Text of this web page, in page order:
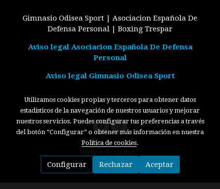
Gimnasio Odisea Sport | Asociacion Española De
Defensa Personal | Boxing Trespar
Aviso legal Asociacion Española De Defensa
Personal
Aviso legal Gimnasio Odisea Sport
Política de cookies
Utilizamos cookies propias y terceros para obtener datos
estadísticos de la navegación de nuestros usuarios y mejorar
nuestros servicios. Puedes configurar tus preferencias a través
del botón “Configurar” o obtener más información en nuestra
Política de cookies.
Configurar Rechazar Aceptar